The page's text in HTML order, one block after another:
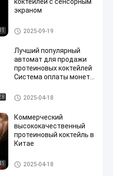
экраном
Автомат для продажи кофе
2025-09-19
Лучший популярный
автомат для продажи
протеиновых коктейлей
Система оплаты монет
Автомат для продажи кофе
2025-04-18
Коммерческий
высококачественный
протеиновый коктейль в
Китае
Автомат для продажи кофе
2025-04-18